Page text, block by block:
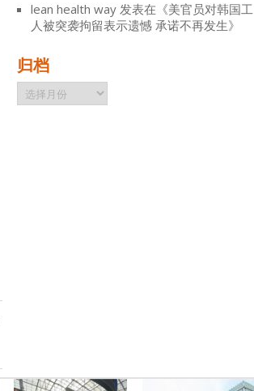
lean health way 发表在《美官员对韩国工
人被突袭拘留表示遗憾 承诺不再发生》
归档
归
档